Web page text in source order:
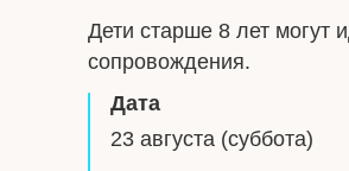
Дети старше 8 лет могут
сопровождения.
Дата
23 августа (суббота)